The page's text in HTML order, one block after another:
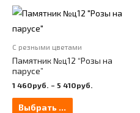
С резными цветами
Памятник №ц12 “Розы на
парусе”
1 460руб. – 5 410руб.
Выбрать ...